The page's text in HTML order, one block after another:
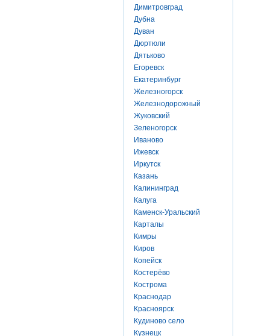
Димитровград
Дубна
Дуван
Дюртюли
Дятьково
Егоревск
Екатеринбург
Железногорск
Железнодорожный
Жуковский
Зеленогорск
Иваново
Ижевск
Иркутск
Казань
Калининград
Калуга
Каменск-Уральский
Карталы
Кимры
Киров
Копейск
Костерёво
Кострома
Краснодар
Красноярск
Кудиново село
Кузнецк